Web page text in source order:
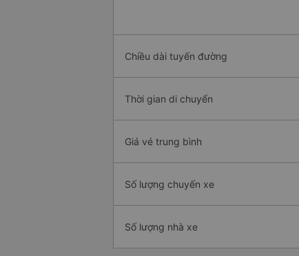
Chiều dài tuyến đường
Thời gian di chuyển
Giá vé trung bình
Số lượng chuyến xe
Số lượng nhà xe